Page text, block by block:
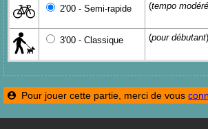
2'00 - Semi-rapide (tempo modéré
3'00 - Classique (pour débutant)
Pour jouer cette partie, merci de vous